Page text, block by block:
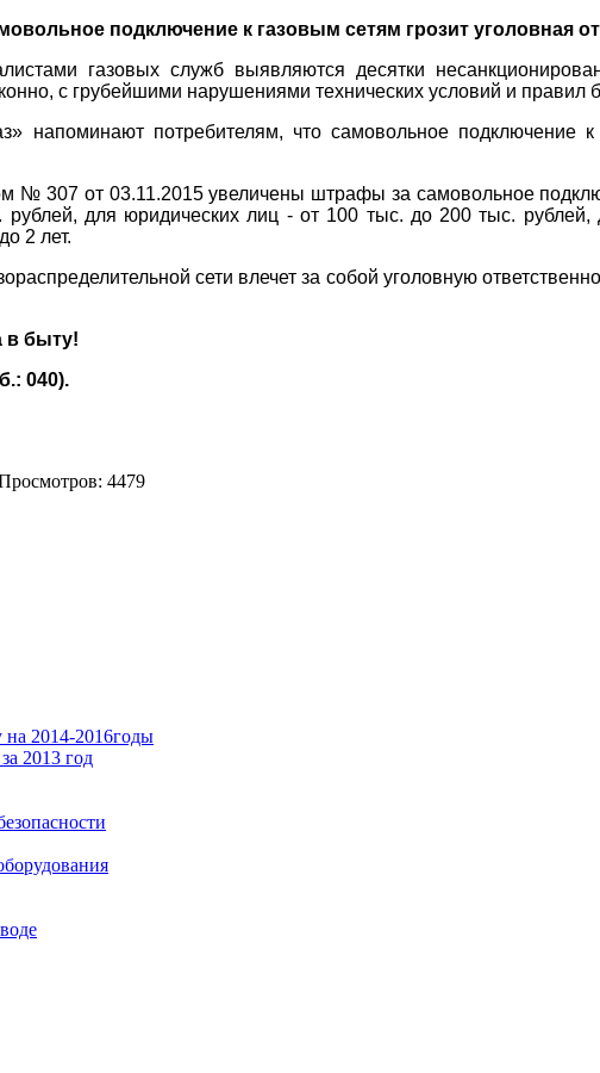
подключение к газовым сетям грозит уголовная
газовых служб выявляются десятки
с грубейшими нарушениями технических условий и правил
напоминают потребителям, что самовольное подключение
№ 307 от 03.11.2015 увеличены штрафы за самовольное
для юридических лиц - от 100 тыс. до 200 тыс.
2 лет.
сети влечет за собой уголовную
быту!
040).
4479
на 2014-2016годы
2013 год